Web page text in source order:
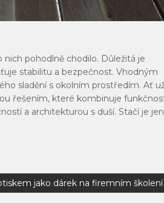
nich pohodlně chodilo. Důležitá je
stabilitu a bezpečnost. Vhodným
sladění s okolním prostředím. Ať
řešením, které kombinuje
a architekturou s duší. Stačí je jen
jako dárek na firemním školení